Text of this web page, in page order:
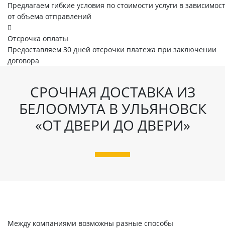
Предлагаем гибкие условия по стоимости услуги в
от объема отправлений
Отсрочка оплаты
Предоставляем 30 дней отсрочки платежа при заключении
договора
СРОЧНАЯ ДОСТАВКА ИЗ
БЕЛООМУТА В УЛЬЯНОВСК
«ОТ ДВЕРИ ДО ДВЕРИ»
Между компаниями возможны разные способы